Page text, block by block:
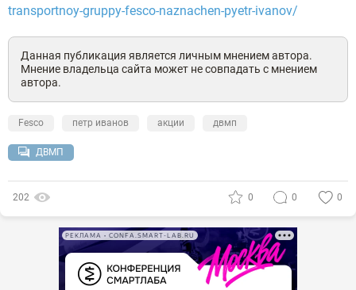
transportnoy-gruppy-fesco-naznachen-pyetr-ivanov/
Данная публикация является личным мнением автора.
Мнение владельца сайта может не совпадать с мнением
автора.
Fesco петр иванов акции двмп
ДВМП
202 0 0 0
РЕКЛАМА • CONFA.SMART-LAB.RU